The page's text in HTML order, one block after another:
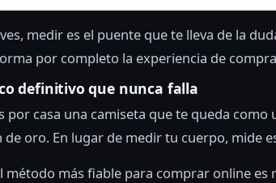
medir es el puente que te lleva de la
por completo la experiencia de
definitivo que nunca falla
por casa una camiseta que te queda como
de oro. En lugar de medir tu cuerpo, mide
método más fiable para comprar online es